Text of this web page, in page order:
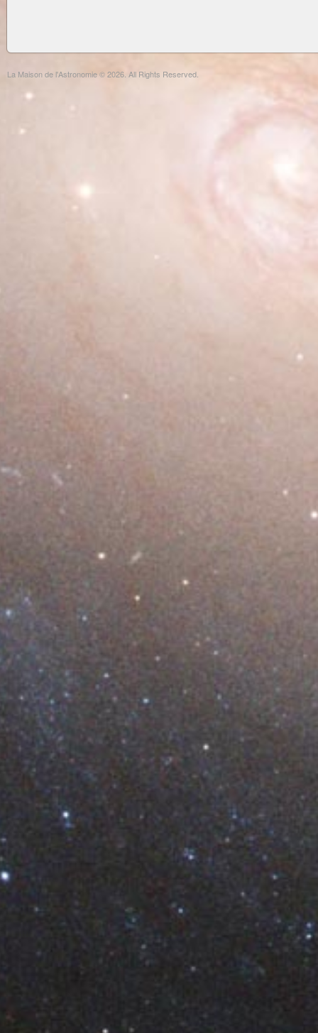
La Maison de l'Astronomie © 2026. All Rights Reserved.